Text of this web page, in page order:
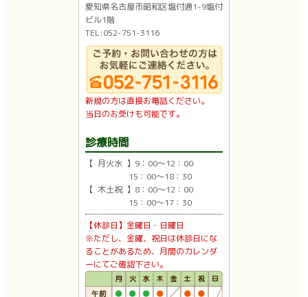
愛知県名古屋市昭和区塩付通1-9塩付
ビル1階
TEL:052-751-3116
新規の方は直接お電話ください。
当日のお受けも可能です。
診療時間
【 月火水 】9：00〜12：00
15：00〜18：30
【 木土祝 】8：00〜12：00
15：00〜17：30
【休診日】金曜日・日曜日
※ただし、金曜、祝日は休診日にな
ることがあるため、月間のカレンダ
ーにてご確認下さい。